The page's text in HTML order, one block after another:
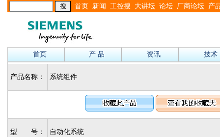
首页 新闻 工控搜 大讲坛 论坛 厂商论坛 产
首页 产 品 资讯 技术
产品名称： 系统组件
型 号： 自动化系统